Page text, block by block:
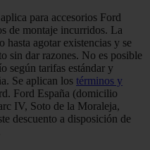
para accesorios Ford
de montaje incurridos. La
hasta agotar existencias y se
sin dar razones. No es posible
según tarifas estándar y
Se aplican los términos y
Ford España (domicilio
IV, Soto de la Moraleja,
descuento a disposición de